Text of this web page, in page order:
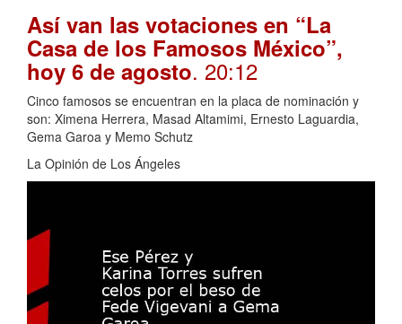
Así van las votaciones en “La
Casa de los Famosos México”,
hoy 6 de agosto. 20:12
Cinco famosos se encuentran en la placa de nominación y
son: Ximena Herrera, Masad Altamimi, Ernesto Laguardia,
Gema Garoa y Memo Schutz
La Opinión de Los Ángeles